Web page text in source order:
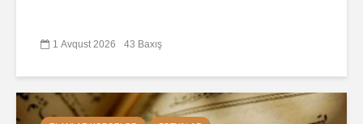
1 Avqust 2026 43 Baxış